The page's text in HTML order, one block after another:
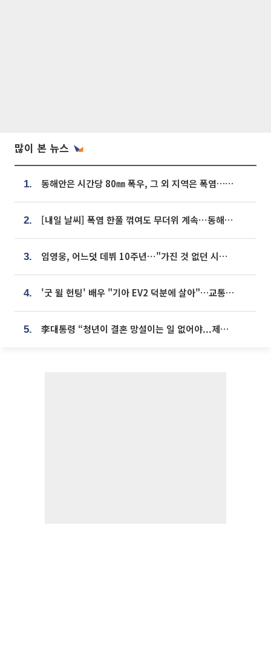
많이 본 뉴스
1. 동해안은 시간당 80㎜ 폭우, 그 외 지역은 폭염…‘극과 극 날씨’
2. [내일 날씨] 폭염 한풀 꺾여도 무더위 계속⋯동해안 이틀 연속 비
3. 임영웅, 어느덧 데뷔 10주년⋯"가진 것 없던 시절, 내 앞엔 20명의 팬뿐"
4. '굿 윌 헌팅' 배우 "기아 EV2 덕분에 살아"…교통사고 후 안전성 극찬
5. 李대통령 “청년이 결혼 망설이는 일 없어야...제도상 불이익 조사”